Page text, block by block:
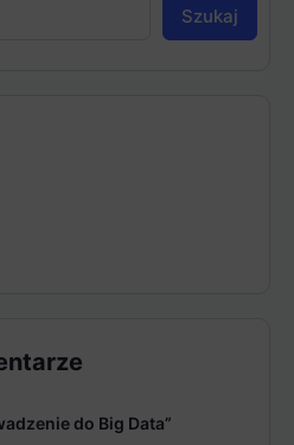
Szukaj
do Big Data”